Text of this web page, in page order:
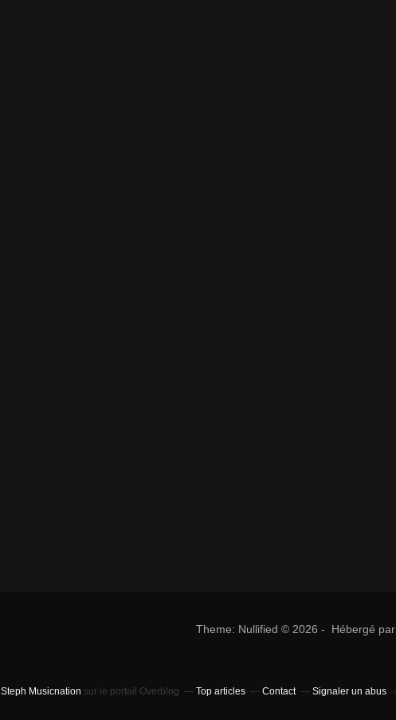
Theme: Nullified © 2026 - Hébergé par
Steph Musicnation sur le portail Overblog Top articles Contact Signaler un abus